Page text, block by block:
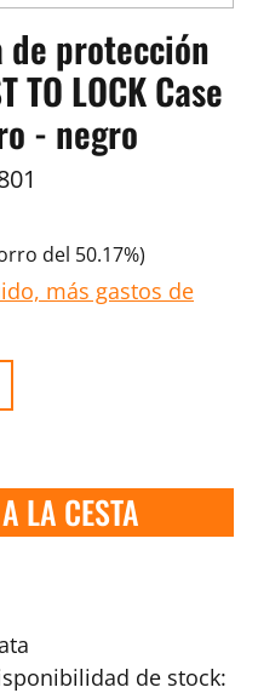
de protección
TO LOCK Case
- negro
del 50.17%)
más gastos de
A LA CESTA
de stock: